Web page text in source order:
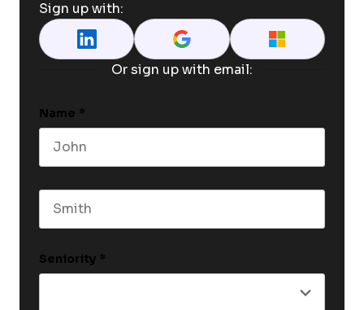
Sign up with:
Or sign up with email:
Name *
Seniority *